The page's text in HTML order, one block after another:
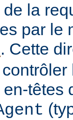
la
par le
. Cette
têtes